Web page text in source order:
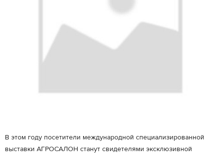
В этом году посетители международной специализированной
выставки АГРОСАЛОН станут свидетелями эксклюзивной